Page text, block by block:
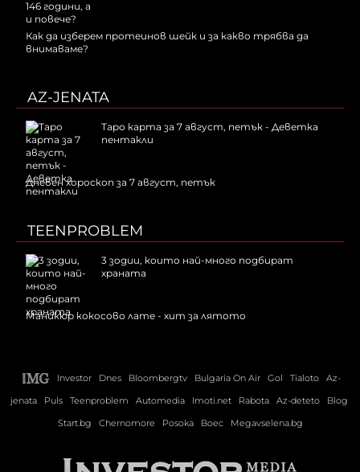
Как да изберем протеинов шейк и за какво трябва да
внимаваме?
AZ-JENATA
Таро карта за 7 август, петък - Деветка
пентакли
Дневен хороскоп за 7 август, петък
TEENPROBLEM
3 зодии, които най-много подбират
храната
Маникюр кокосово лате - хит за лятото
Investor Dnes Bloombergtv Bulgaria On Air Gol Tialoto
Az-
jenata
Puls Teenproblem Automedia Imoti.net Rabota Az-deteto
Blog
Start.bg
Chernomore Posoka Boec Megavselena.bg